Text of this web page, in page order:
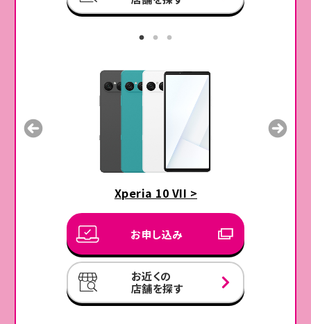
を含む料金プランによる割引は重畳して適用されません。
無料特典の終了後、割引が適用されます。
引き続きご利用いただけますが、割引が終了します。退会
をご希望の場合は別途お手続きが必要です。
※本コンテンツは定期又は不定期に内容の異なる様々な
クーポン等を提供するサービスです。
※ご入会日を課金開始日とします。ただし、30日間無料が
適用される場合には無料期間終了の翌日が課金開始日
※課金開始日の翌月同日が次の課金日となり、以降毎月
同日(29日～31日が課金開始日の場合、翌月以降毎月末
日)が課金日となります。
※Pontaパス ライトからPontaパスに変更の場合、当月適
用で、Pontaパス月額情報料との差額を日割り計算した
金額を合わせた合計額となります。
テキストメッセージで質問すると、AIが
注記
ご利用料金
コミコミプランバリュー・
トクトクプラン2ご利用中なら
au Starlink Direct専用プラン＋ ★2 月額利用料
1,650円が
0円／月 ★3
当面の間、適用条件を初めて満たした月の対象プランセット割引
（-1,650円）は、翌月以降にUQ mobileのご利用料金から割引き
Xperia 10 VII >
お申し込み
お近くの
店舗を探す